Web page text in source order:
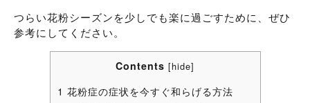
つらい花粉シーズンを少しでも楽に過ごすために、ぜひ
参考にしてください。
Contents [hide]
1 花粉症の症状を今すぐ和らげる方法